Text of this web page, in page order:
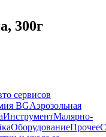
300г
сервисов
BGАэрозольная
ИнструментМалярно-
ОборудованиеПрочее